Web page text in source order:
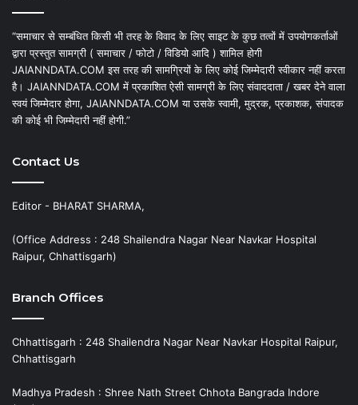
“समाचार से सम्बंधित किसी भी तरह के विवाद के लिए साइट के कुछ तत्वों में उपयोगकर्ताओं
द्वारा प्रस्तुत सामग्री ( समाचार / फोटो / विडियो आदि ) शामिल होगी
JAIANNDATA.COM इस तरह की सामग्रियों के लिए कोई जिम्मेदारी स्वीकार नहीं करता
है। JAIANNDATA.COM में प्रकाशित ऐसी सामग्री के लिए संवाददाता / खबर देने वाला
स्वयं जिम्मेदार होगा, JAIANNDATA.COM या उसके स्वामी, मुद्रक, प्रकाशक, संपादक
की कोई भी जिम्मेदारी नहीं होगी.”
Contact Us
Editor - BHARAT SHARMA,
(Office Address : 248 Shailendra Nagar Near Navkar Hospital
Raipur, Chhattisgarh)
Branch Offices
Chhattisgarh : 248 Shailendra Nagar Near Navkar Hospital Raipur,
Chhattisgarh
Madhya Pradesh : Shree Nath Street Chhota Bangrada Indore